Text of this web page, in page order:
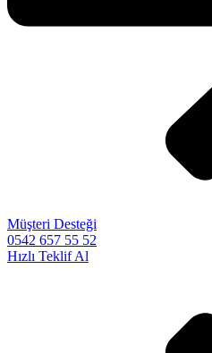
Müşteri Desteği
0542 657 55 52
Hızlı Teklif Al